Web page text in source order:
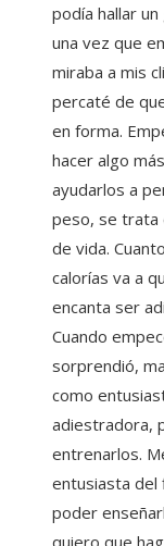
podía hallar
una vez que
miraba a mis
percaté de
en forma.
hacer algo
ayudarlos a
peso, se trata
de vida.
calorías va a
encanta ser
Cuando
sorprendió,
como
adiestradora,
entrenarlos.
entusiasta del
poder
quiero que